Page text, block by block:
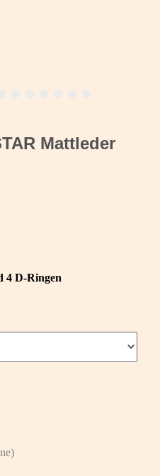
Mattleder
4 D-Ringen